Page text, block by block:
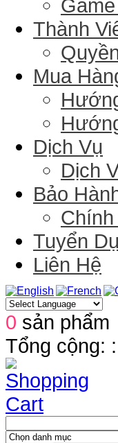
Thành
Mua
Dịch Vụ
Dịch
Bảo
Tuyển
Liên Hệ
0 sản phẩm
Tổng cộng: :